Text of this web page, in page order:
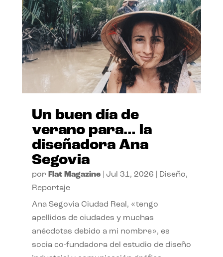
Un buen día de
verano para… la
diseñadora Ana
Segovia
por Flat Magazine| Jul 31, 2026 Diseño,
Reportaje
Ana Segovia Ciudad Real, «tengo
apellidos de ciudades y muchas
anécdotas debido a mi nombre», es
socia co-fundadora del estudio de diseño